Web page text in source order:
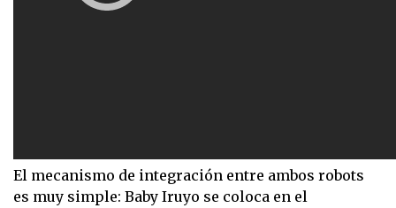
El mecanismo de integración entre ambos robots
es muy simple: Baby Iruyo se coloca en el